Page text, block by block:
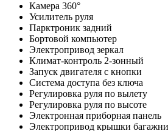
Камера 360°
Усилитель руля
Парктроник задний
Бортовой компьютер
Электропривод зеркал
Климат-контроль 2-зонный
Запуск двигателя с кнопки
Система доступа без ключа
Регулировка руля по вылету
Регулировка руля по высоте
Электронная приборная панель
Электропривод крышки